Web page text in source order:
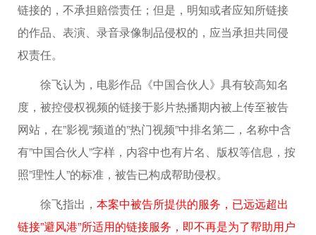
链接的，不承担赔偿责任；但是，明知或者应知所链接
的作品、表演、录音录像制品侵权的，应当承担共同侵
权责任。
徐飞认为，电影作品《中国合伙人》具有较高知名
度，被控侵权视频的链接于影片热播期内被上传至被告
网站，在”影视”频道的”热门视频”中排名第二，名称中含
有”中国合伙人”字样，内容中也有片名、版权等信息，按
照”理性人”的标准，被告已构成帮助侵权。
徐飞指出， 本案中被告所提供的服务，已远远超出
链接”避风港”所适用的链接服务，即不再是为了帮助用户